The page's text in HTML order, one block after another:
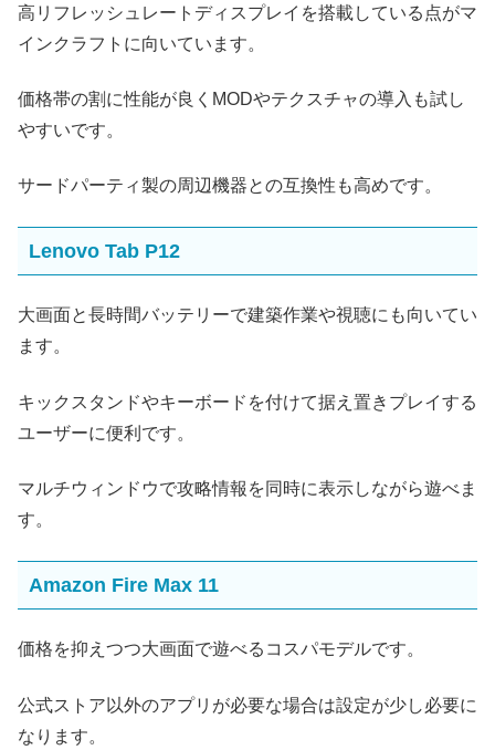
高リフレッシュレートディスプレイを搭載している点がマ
インクラフトに向いています。
価格帯の割に性能が良くMODやテクスチャの導入も試し
やすいです。
サードパーティ製の周辺機器との互換性も高めです。
Lenovo Tab P12
大画面と長時間バッテリーで建築作業や視聴にも向いてい
ます。
キックスタンドやキーボードを付けて据え置きプレイする
ユーザーに便利です。
マルチウィンドウで攻略情報を同時に表示しながら遊べま
す。
Amazon Fire Max 11
価格を抑えつつ大画面で遊べるコスパモデルです。
公式ストア以外のアプリが必要な場合は設定が少し必要に
なります。